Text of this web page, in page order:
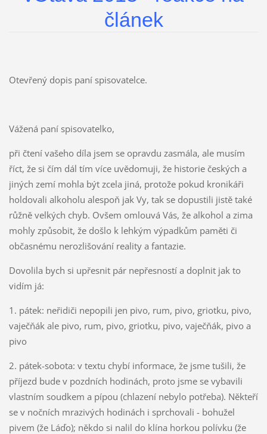
článek
Otevřený dopis paní spisovatelce.
Vážená paní spisovatelko,
při čtení vašeho díla jsem se opravdu zasmála, ale musím
říct, že si čím dál tím více uvědomuji, že historie českých a
jiných zemí mohla být zcela jiná, protože pokud kronikáři
holdovali alkoholu alespoň jak Vy, tak se dopustili jistě také
růžně velkých chyb. Ovšem omlouvá Vás, že alkohol a zima
mohly způsobit, že došlo k lehkým výpadkům paměti či
občasnému nerozlišování reality a fantazie.
Dovolila bych si upřesnit pár nepřesností a doplnit jak to
vidím já:
1. pátek: neřidiči nepopili jen pivo, rum, pivo, griotku, pivo,
vaječňák ale pivo, rum, pivo, griotku, pivo, vaječňák, pivo a
pivo
2. pátek-sobota: v textu chybí informace, že jsme tušili, že
příjezd bude v pozdních hodinách, proto jsme se vybavili
vlastním soudkem a pípou (chlazení nebylo potřeba). Někteří
se v nočních mrazivých hodinách i sprchovali - bohužel
pivem (že Láďo); někdo si nalil do klína horkou polívku (že